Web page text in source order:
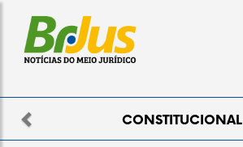
CONSTITUCIONAL
Previous